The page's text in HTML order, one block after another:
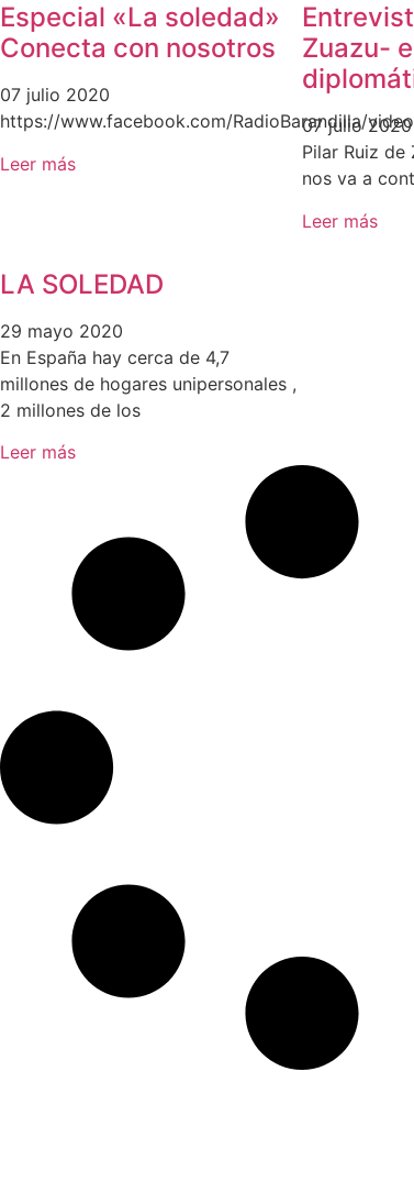
Especial «La soledad»
Conecta con nosotros
07 julio 2020
https://www.facebook.com/RadioBarandilla/
Leer más
Zuazu-
07 julio 2020
Pilar Ruiz de
nos va a
Leer más
LA SOLEDAD
29 mayo 2020
En España hay cerca de 4,7
millones de hogares unipersonales ,
2 millones de los
Leer más